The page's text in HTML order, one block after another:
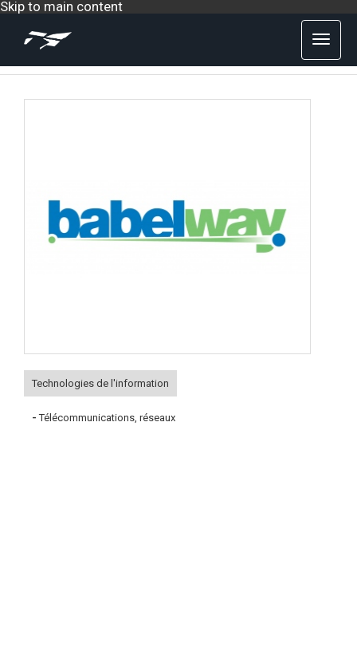
Skip to main content
Technologies de l'information
- Télécommunications, réseaux